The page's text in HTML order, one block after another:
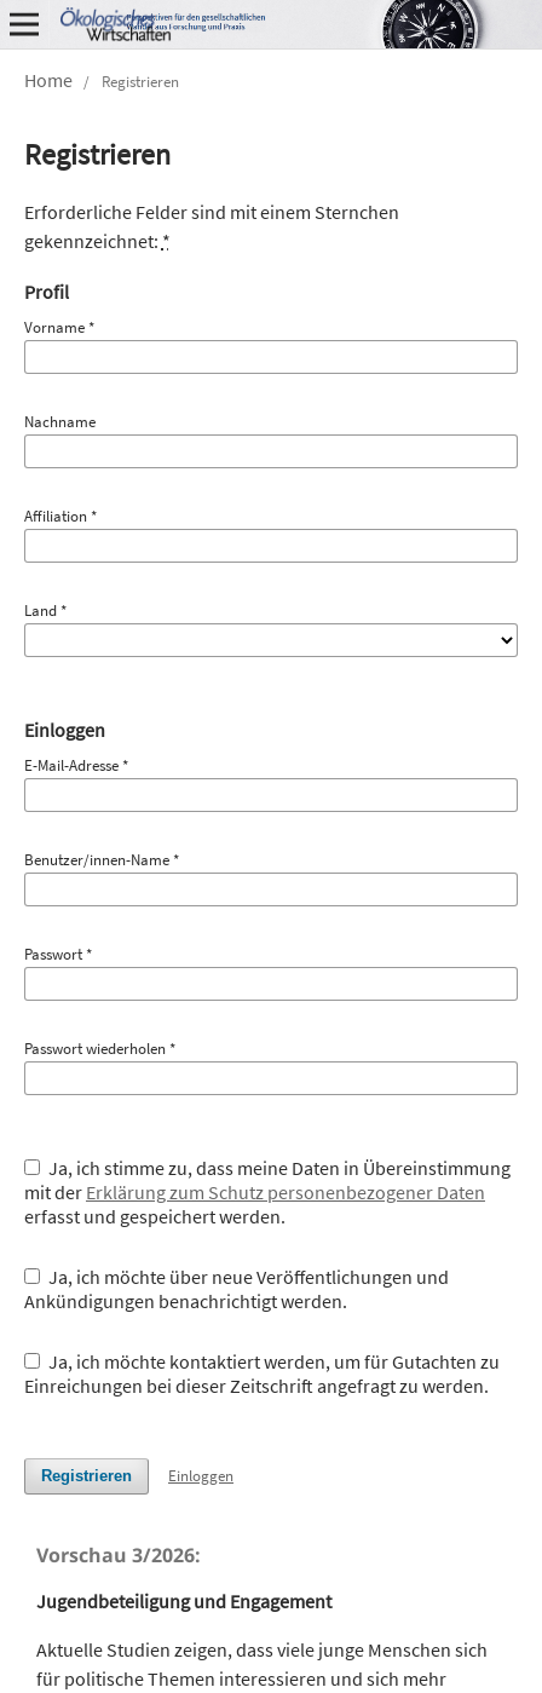
Home / Registrieren
Registrieren
Erforderliche Felder sind mit einem Sternchen
gekennzeichnet: *
Profil
Vorname *
Nachname
Affiliation *
Land *
Einloggen
E-Mail-Adresse *
Benutzer/innen-Name *
Passwort *
Passwort wiederholen *
mit der Erklärung zum Schutz personenbezogener Daten
erfasst und gespeichert werden.
Ankündigungen benachrichtigt werden.
Einreichungen bei dieser Zeitschrift angefragt zu werden.
Registrieren Einloggen
Vorschau 3/2026:
Jugendbeteiligung und Engagement
Aktuelle Studien zeigen, dass viele junge Menschen sich
für politische Themen interessieren und sich mehr